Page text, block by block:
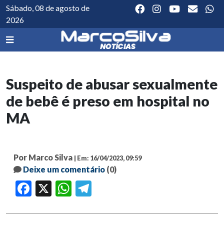
Sábado, 08 de agosto de
2026
Suspeito de abusar sexualmente
de bebê é preso em hospital no
MA
Por Marco Silva | Em: 16/04/2023, 09:59
Deixe um comentário (0)
Facebook WhatsApp